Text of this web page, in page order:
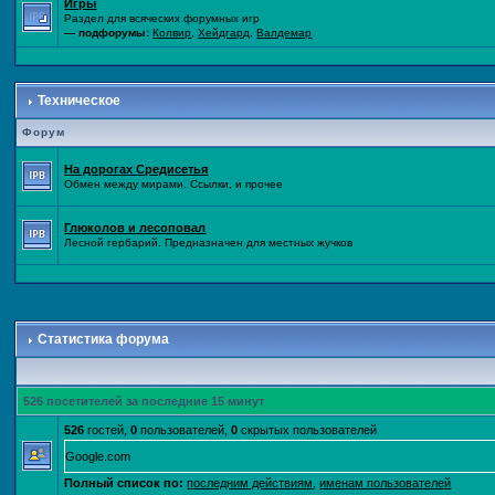
Игры
Раздел для всяческих форумных игр
— подфорумы: Колвир ,Хейдгард ,Валдемар
Техническое
Форум
На дорогах Средисетья
Обмен между мирами. Ссылки, и прочее
Глюколов и лесоповал
Лесной гербарий. Предназначен для местных жучков
Статистика форума
526 посетителей за последние 15 минут
526 гостей,0 пользователей,0 скрытых пользователей
Google.com
Полный список по: последним действиям ,именам пользователей